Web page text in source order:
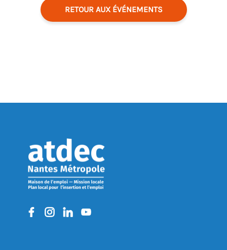
RETOUR AUX ÉVÉNEMENTS